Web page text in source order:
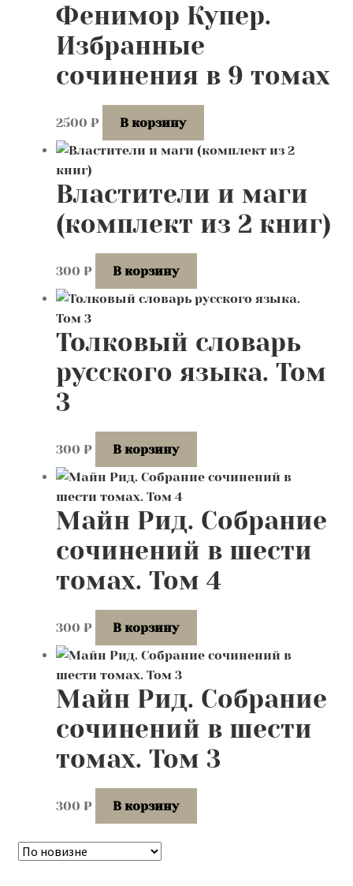
Фенимор Купер.
Избранные
сочинения в 9 томах
2500 ₽ В корзину
Властители и маги
(комплект из 2 книг)
300 ₽ В корзину
Толковый словарь
русского языка. Том
3
300 ₽ В корзину
Майн Рид. Собрание
сочинений в шести
томах. Том 4
300 ₽ В корзину
Майн Рид. Собрание
сочинений в шести
томах. Том 3
300 ₽ В корзину